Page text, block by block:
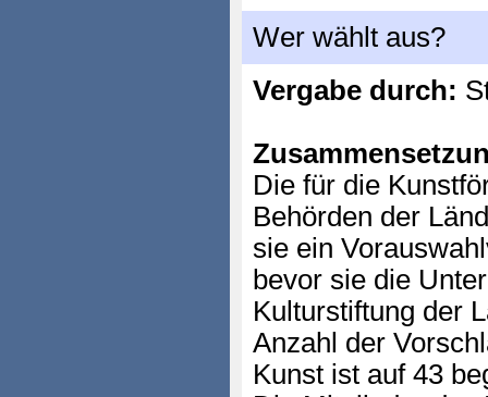
Wer wählt aus?
Vergabe durch:
Die für die
Behörden der
sie ein
bevor sie die
Kulturstiftung der
Anzahl der
Kunst ist auf 43